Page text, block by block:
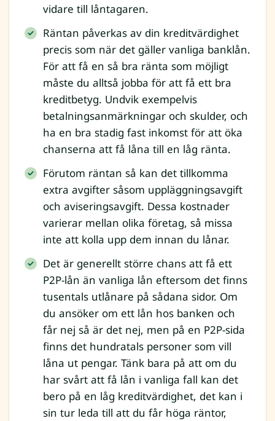
vidare till låntagaren.
Räntan påverkas av din kreditvärdighet
precis som när det gäller vanliga banklån.
För att få en så bra ränta som möjligt
måste du alltså jobba för att få ett bra
kreditbetyg. Undvik exempelvis
betalningsanmärkningar och skulder, och
ha en bra stadig fast inkomst för att öka
chanserna att få låna till en låg ränta.
Förutom räntan så kan det tillkomma
extra avgifter såsom uppläggningsavgift
och aviseringsavgift. Dessa kostnader
varierar mellan olika företag, så missa
inte att kolla upp dem innan du lånar.
Det är generellt större chans att få ett
P2P-lån än vanliga lån eftersom det finns
tusentals utlånare på sådana sidor. Om
du ansöker om ett lån hos banken och
får nej så är det nej, men på en P2P-sida
finns det hundratals personer som vill
låna ut pengar. Tänk bara på att om du
har svårt att få lån i vanliga fall kan det
bero på en låg kreditvärdighet, det kan i
sin tur leda till att du får höga räntor,